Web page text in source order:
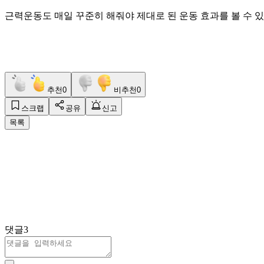
근력운동도 매일 꾸준히 해줘야 제대로 된 운동 효과를 볼 수
추천0 비추천0
스크랩 공유
신고
목록
댓글3